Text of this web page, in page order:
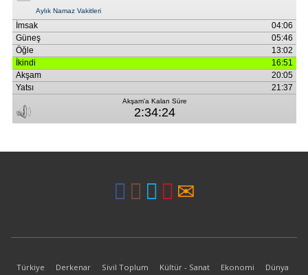
Türkiye Derkenar Sivil Toplum Kültür - Sanat Ekonomi Dünya